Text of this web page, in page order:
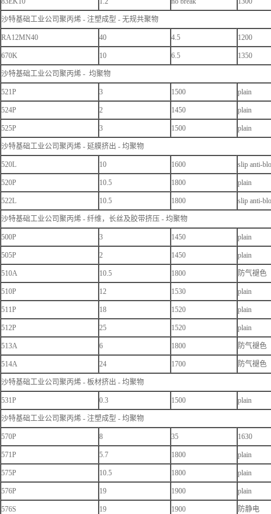
沙特基础工业公司聚丙烯 - 注塑成型 - 无规共聚物
RA12MN40 40 4.5 1200
670K 10 6.5 1350
沙特基础工业公司聚丙烯 - 均聚物
521P 3 1500 plain
524P 2 1450 plain
525P 3 1500 plain
沙特基础工业公司聚丙烯 - 延膜挤出 - 均聚物
520L 10 1600 slip anti-
520P 10.5 1800 plain
522L 10.5 1800 slip anti-
沙特基础工业公司聚丙烯 - 纤维，长丝及胶带挤压 - 均聚物
500P 3 1450 plain
505P 2 1450 plain
510A 10.5 1800 防气褪色
510P 12 1530 plain
511P 18 1520 plain
512P 25 1520 plain
513A 6 1800 防气褪色
514A 24 1700 防气褪色
沙特基础工业公司聚丙烯 - 板材挤出 - 均聚物
531P 0.3 1500 plain
沙特基础工业公司聚丙烯 - 注塑成型 - 均聚物
570P 8 35 1630
571P 5.7 1800 plain
575P 10.5 1800 plain
576P 19 1900 plain
576S 19 1900 防静电